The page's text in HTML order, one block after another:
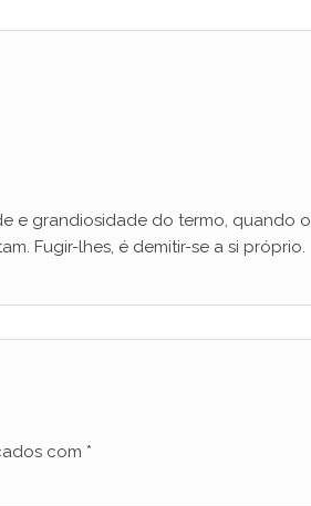
e grandiosidade do termo, quando o
Fugir-lhes, é demitir-se a si próprio.
com *